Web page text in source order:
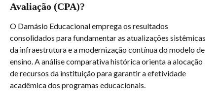
Avaliação (CPA)?
O Damásio Educacional emprega os resultados
consolidados para fundamentar as atualizações sistêmicas
da infraestrutura e a modernização contínua do modelo de
ensino. A análise comparativa histórica orienta a alocação
de recursos da instituição para garantir a efetividade
acadêmica dos programas educacionais.